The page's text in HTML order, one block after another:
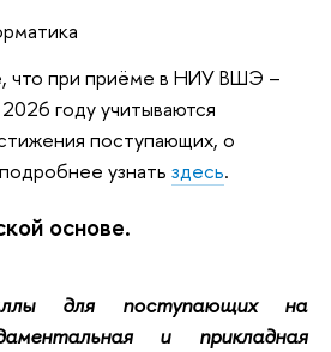
что при приёме в НИУ ВШЭ –
году учитываются
поступающих, о
узнать здесь.
основе.
для поступающих на
и прикладная